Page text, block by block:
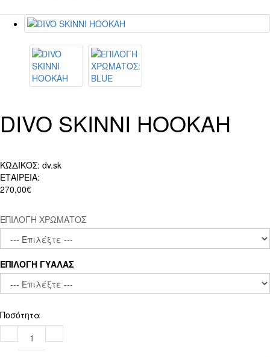
DIVO SKINNI HOOKAH
ΚΩΔΙΚΟΣ: dv.sk
ΕΤΑΙΡΕΙΑ:
270,00€
ΕΠΙΛΟΓΗ ΧΡΩΜΑΤΟΣ
ΕΠΙΛΟΓΗ ΓΥΑΛΑΣ
Ποσότητα